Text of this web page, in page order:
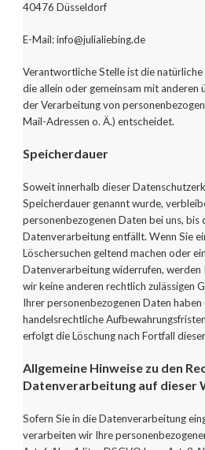
40476 Düsseldorf
E-Mail: info@julialiebing.de
Verantwortliche Stelle ist die
die allein oder gemeinsam mit
der Verarbeitung von
Mail-Adressen o. Ä.) entscheidet.
Speicherdauer
Soweit innerhalb dieser
Speicherdauer genannt wurde,
personenbezogenen Daten bei uns,
Datenverarbeitung entfällt. Wenn Sie
Löschersuchen geltend machen oder
Datenverarbeitung widerrufen, werden
wir keine anderen rechtlich zulässigen
Ihrer personenbezogenen Daten haben
handelsrechtliche
erfolgt die Löschung nach Fortfall
Allgemeine Hinweise zu den
Datenverarbeitung auf dieser
Sofern Sie in die Datenverarbeitung
verarbeiten wir Ihre